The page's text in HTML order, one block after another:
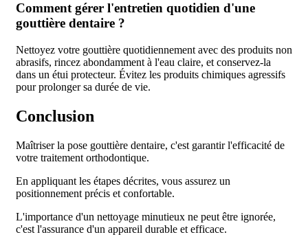
Comment gérer l'entretien quotidien d'une
gouttière dentaire ?
Nettoyez votre gouttière quotidiennement avec des produits non
abrasifs, rincez abondamment à l'eau claire, et conservez-la
dans un étui protecteur. Évitez les produits chimiques agressifs
pour prolonger sa durée de vie.
Conclusion
Maîtriser la pose gouttière dentaire, c'est garantir l'efficacité de
votre traitement orthodontique.
En appliquant les étapes décrites, vous assurez un
positionnement précis et confortable.
L'importance d'un nettoyage minutieux ne peut être ignorée,
c'est l'assurance d'un appareil durable et efficace.